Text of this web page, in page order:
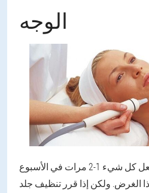
الوجه
وجوه وجه المنزل تفعل كل شيء 1-2 مرات في الأسبوع
الغرض. ولكن إذا قرر تنظيف جلد